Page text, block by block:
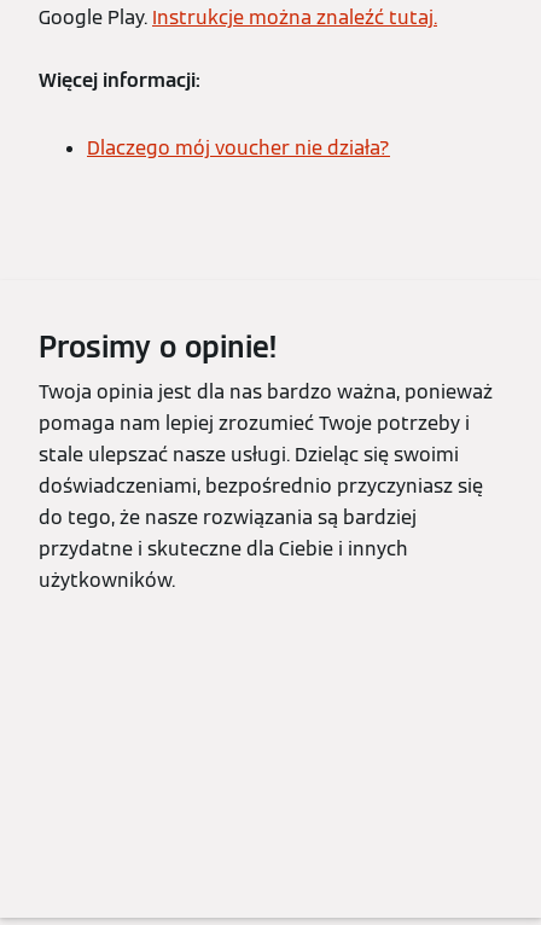
Google Play. Instrukcje można znaleźć tutaj.
Więcej informacji:
Dlaczego mój voucher nie działa?
Prosimy o opinie!
Twoja opinia jest dla nas bardzo ważna, ponieważ
pomaga nam lepiej zrozumieć Twoje potrzeby i
stale ulepszać nasze usługi. Dzieląc się swoimi
doświadczeniami, bezpośrednio przyczyniasz się
do tego, że nasze rozwiązania są bardziej
przydatne i skuteczne dla Ciebie i innych
użytkowników.